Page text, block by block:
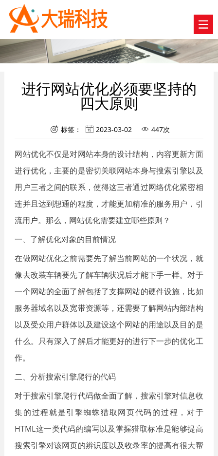
进行网站优化必须要坚持的
四大原则
 标签：  2023-03-02  447次
网站优化不仅是对网站本身的设计结构，内容更新方面
进行优化，主要的是密切关联网站本身与搜索引擎以及
用户三者之间的联系，使得这三者通过网络优化紧密相
连并且达到想通的程度，才能更加精准的服务用户，引
流用户。那么，网站优化需要建立哪些原则？
一、了解优化对象的目前情况
在做网站优化之前需要先了解当前网站的一个状况，就
像去改装车辆要先了解车辆状况后才能下手一样。对于
一个网站的全面了解包括了支撑网站的硬件设施，比如
服务器域名以及宽带资源等，还需要了解网站内部结构
以及受众用户群体以及建设这个网站的用途以及目的是
什么。只有深入了解后才能更好的进行下一步的优化工
作。
二、分析搜索引擎爬行的代码
对于搜索引擎爬行代码做全面了解，搜索引擎对信息收
集的过程就是引擎蜘蛛猎取网页代码的过程，对于
HTML这一类代码的编写以及掌握猎取标准是能够提高
搜索引擎对该网页的辨识度以及收录率的提高有很大帮